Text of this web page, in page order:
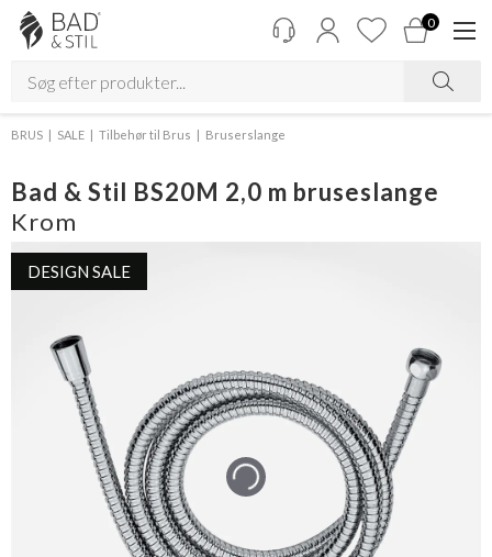
0
BRUS SALE Tilbehør til Brus Bruserslange
Bad & Stil BS20M 2,0 m bruseslange
Krom
DESIGN SALE